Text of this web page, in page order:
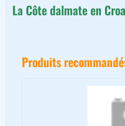
La Côte dalmate en
Produits